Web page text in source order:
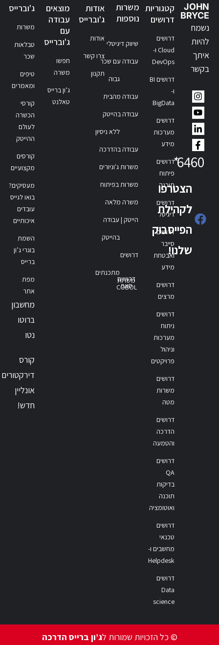
JOHN
BRYCE
נשמח
להיות
איתך
בקשר
6460
*
הצטרפו
לקהילת
הפייסבוק
שלנו!
קטגוריות
דרושים
דרושים
Cloud ו-
DevOps
דרושים BI
ו-
BigData
דרושים
מערכות
מידע
דרושים
פיתוח
תוכנה
דרושים
דיגיטל
דרושים
סייבר
ואבטחת
מידע
דרושים
מרצים
דרושים
ניתוח
מערכות
וניהול
פרויקטים
דרושים
משרות
מטה
דרושים
הדרכה
והטמעה
דרושים
QA
בדיקות
תוכנה
ואוטומציה
דרושים
טכנאי
מחשבים ו-
Helpdesk
דרושים
Data
science
משרות
נוספות
שיווק דיגיטלי
עבודה עם שכר
גבוה
עבודה מהבית
עבודה בהייטק
ללא ניסיון
עבודה בהדרכה
משרות ג'וניורים
משרות בפיתוח
משרה מלאה
הייטק | עבודה
בהייטק
דרושים
מתכנתים
דרושים
סאפ
משרות
COBOL
אודות
ג'וברייס
אודות
צרו קשר
תקנון
מוצאים
עבודה
עם
ג'וברייס
חפשו
משרה
ג’ון ברייס
טאלנט
ג'וברייס
משרות
טבלאות
שכר
טיפים
ומאמרים
קורסי
הכשרה
לעולם
ההייטק
קורסים
מקצועיים
מעסיקים?
בואו לגייס
עובדים
איכותיים
השמת
בוגרי ג’ון
ברייס
מפת
אתר
מחשבון
ברוטו
נטו
קורס
דירקטורים
אונליין
חדש!
© כל הזכויות שמורות לג’ון ברייס הדרכה